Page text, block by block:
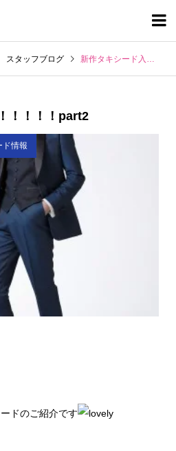

スタッフブログ 新作タキシード入荷！！！！！part2
！！！！part2
ド情報
ドのご紹介です